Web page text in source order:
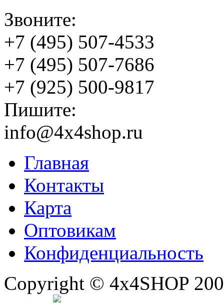
Звоните:
+7 (495) 507-4533
+7 (495) 507-7686
+7 (925) 500-9817
Пишите:
info@4x4shop.ru
Главная
Контакты
Карта
Оптовикам
Конфиденциальность
Copyright © 4x4SHOP